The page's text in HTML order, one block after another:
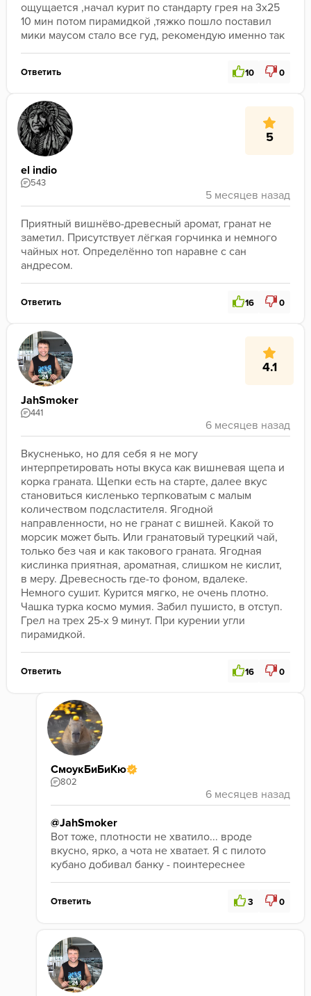
ощущается ,начал курит по стандарту грея на 3x25
10 мин потом пирамидкой ,тяжко пошло поставил
мики маусом стало все гуд, рекомендую именно так
Ответить 10 0
5
el indio
543
Приятный вишнёво-древесный аромат, гранат не
заметил. Присутствует лёгкая горчинка и немного
чайных нот. Определённо топ наравне с сан
андресом.
Ответить 16 0
4.1
JahSmoker
441
Вкусненько, но для себя я не могу
интерпретировать ноты вкуса как вишневая щепа и
корка граната. Щепки есть на старте, далее вкус
становиться кисленько терпковатым с малым
количеством подсластителя. Ягодной
направленности, но не гранат с вишней. Какой то
морсик может быть. Или гранатовый турецкий чай,
только без чая и как такового граната. Ягодная
кислинка приятная, ароматная, слишком не кислит,
в меру. Древесность где-то фоном, вдалеке.
Немного сушит. Курится мягко, не очень плотно.
Чашка турка космо мумия. Забил пушисто, в отступ.
Грел на трех 25-х 9 минут. При курении угли
пирамидкой.
Ответить 16 0
СмоукБиБиКю
802
@JahSmoker
Вот тоже, плотности не хватило... вроде
вкусно, ярко, а чота не хватает. Я с пилото
кубано добивал банку - поинтереснее
Ответить 3 0